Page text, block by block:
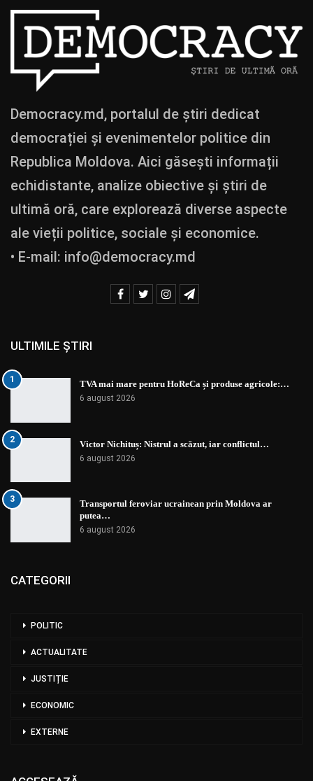
Democracy.md, portalul de știri dedicat
democrației și evenimentelor politice din
Republica Moldova. Aici găsești informații
echidistante, analize obiective și știri de
ultimă oră, care explorează diverse aspecte
ale vieții politice, sociale și economice.
• E-mail: info@democracy.md
ULTIMILE ȘTIRI
1 TVA mai mare pentru HoReCa și produse agricole:…
6 august 2026
2 Victor Nichituș: Nistrul a scăzut, iar conflictul…
6 august 2026
3
Transportul feroviar ucrainean prin Moldova ar
putea…
6 august 2026
CATEGORII
POLITIC
ACTUALITATE
JUSTIȚIE
ECONOMIC
EXTERNE